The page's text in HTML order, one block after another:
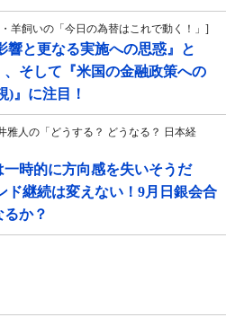
羊飼いの「今日の為替はこれで動く！」]
響と更なる実施への思惑』と
、そして『米国の金融政策への
)』に注目！
雅人の「どうする？ どうなる？ 日本経
時的に方向感を失いそうだ
ド継続は変えない！9月日銀会合
か？